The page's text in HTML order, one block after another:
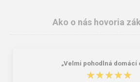
Ako o nás hovoria
„Velmi pohodlná domácí
★★★★★
★★★★★